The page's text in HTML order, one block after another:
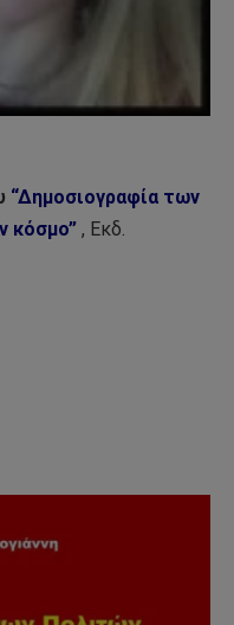
“Δημοσιογραφία των
κόσμο” , Εκδ.